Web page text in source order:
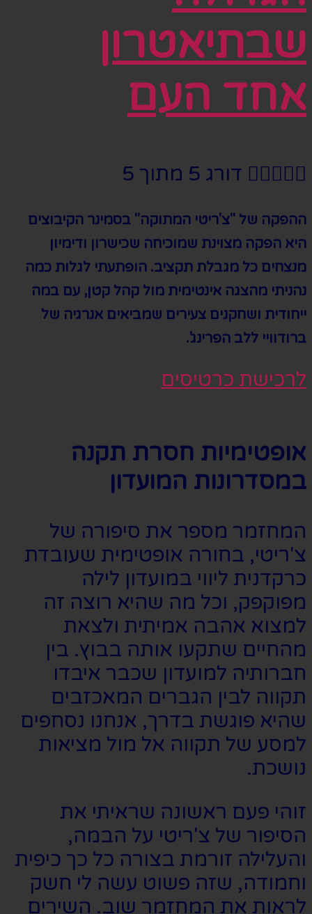
שבתיאטרון
אחד העם
 דורג 5 מתוך 5
ההפקה של "צ'ריטי המתוקה" בסמינר הקיבוצים
היא הפקה מצוינת שמוכיחה שכישרון ודימיון
מנצחים כל מגבלת תקציב. הופתעתי לגלות כמה
נהניתי מהצגה אינטימית מול קהל קטן, עם במה
ייחודית ושחקנים צעירים שמביאים אנרגיה של
ברודוויי ללב הפרינג'.
לרכישת כרטיסים
אופטימיות חסרת תקנה
במסדרונות המועדון
המחזמר מספר את סיפורה של
צ'ריטי, בחורה אופטימית שעובדת
כרקדנית ליווי במועדון לילה
מפוקפק, וכל מה שהיא רוצה זה
למצוא אהבה אמיתית ולצאת
מהחיים שתקעו אותה בבוץ. בין
חברותיה למועדון שכבר איבדו
תקווה לבין הגברים המאכזבים
שהיא פוגשת בדרך, אנחנו נסחפים
למסע של תקווה אל מול מציאות
נושכת.
זוהי פעם ראשונה שראיתי את
הסיפור של צ'ריטי על הבמה,
והעלילה זורמת בצורה כל כך כיפית
וחמודה, שזה פשוט עשה לי חשק
לראות את המחזמר שוב. השירים